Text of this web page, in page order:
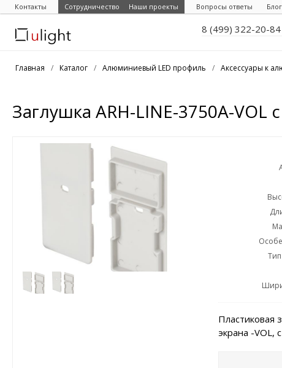
Контакты Сотрудничество Наши проекты Вопросы ответы Блог
8 (499) 322-20-84
Главная / Каталог / Алюминиевый LED профиль / Аксессуары к
Заглушка ARH-LINE-3750A-VOL
Пластиковая
экрана -VOL,